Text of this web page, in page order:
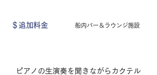
＄追加料金 船内バー＆ラウンジ施設
ピアノの生演奏を聞きながらカクテル